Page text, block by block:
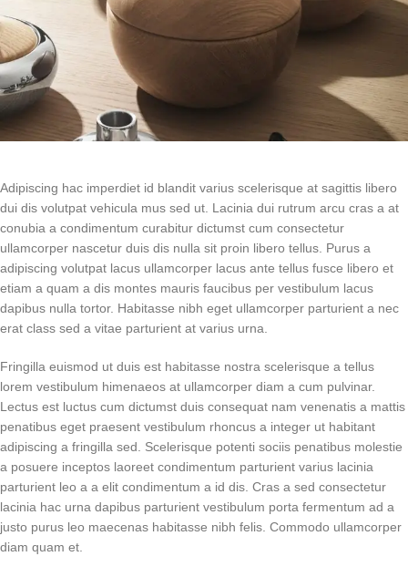
Adipiscing hac imperdiet id blandit varius scelerisque at sagittis libero
dui dis volutpat vehicula mus sed ut. Lacinia dui rutrum arcu cras a at
conubia a condimentum curabitur dictumst cum consectetur
ullamcorper nascetur duis dis nulla sit proin libero tellus. Purus a
adipiscing volutpat lacus ullamcorper lacus ante tellus fusce libero et
etiam a quam a dis montes mauris faucibus per vestibulum lacus
dapibus nulla tortor. Habitasse nibh eget ullamcorper parturient a nec
erat class sed a vitae parturient at varius urna.
Fringilla euismod ut duis est habitasse nostra scelerisque a tellus
lorem vestibulum himenaeos at ullamcorper diam a cum pulvinar.
Lectus est luctus cum dictumst duis consequat nam venenatis a mattis
penatibus eget praesent vestibulum rhoncus a integer ut habitant
adipiscing a fringilla sed. Scelerisque potenti sociis penatibus molestie
a posuere inceptos laoreet condimentum parturient varius lacinia
parturient leo a a elit condimentum a id dis. Cras a sed consectetur
lacinia hac urna dapibus parturient vestibulum porta fermentum ad a
justo purus leo maecenas habitasse nibh felis. Commodo ullamcorper
diam quam et.